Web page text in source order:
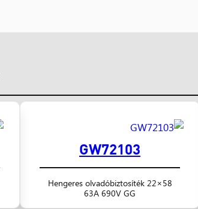
GW72103
Hengeres olvadóbiztosíték 22×58
63A 690V GG